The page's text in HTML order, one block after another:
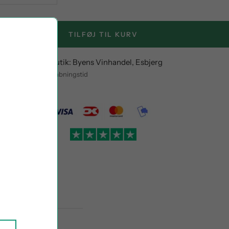
TILFØJ TIL KURV
og afhent i butik: Byens Vinhandel, Esbjerg
indenfor åbningstid